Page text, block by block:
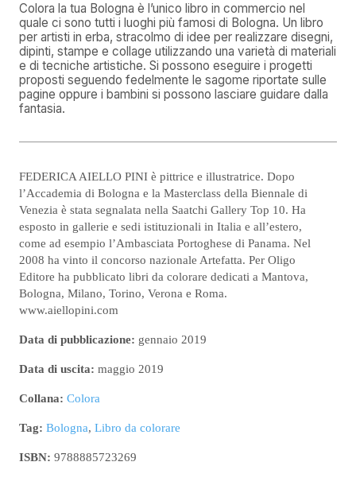
Colora la tua Bologna è l’unico libro in commercio nel
quale ci sono tutti i luoghi più famosi di Bologna. Un libro
per artisti in erba, stracolmo di idee per realizzare disegni,
dipinti, stampe e collage utilizzando una varietà di materiali
e di tecniche artistiche. Si possono eseguire i progetti
proposti seguendo fedelmente le sagome riportate sulle
pagine oppure i bambini si possono lasciare guidare dalla
fantasia.
FEDERICA AIELLO PINI è pittrice e illustratrice. Dopo
l’Accademia di Bologna e la Masterclass della Biennale di
Venezia è stata segnalata nella Saatchi Gallery Top 10. Ha
esposto in gallerie e sedi istituzionali in Italia e all’estero,
come ad esempio l’Ambasciata Portoghese di Panama. Nel
2008 ha vinto il concorso nazionale Artefatta. Per Oligo
Editore ha pubblicato libri da colorare dedicati a Mantova,
Bologna, Milano, Torino, Verona e Roma.
www.aiellopini.com
Data di pubblicazione: gennaio 2019
Data di uscita: maggio 2019
Collana: Colora
Tag: Bologna, Libro da colorare
ISBN: 9788885723269